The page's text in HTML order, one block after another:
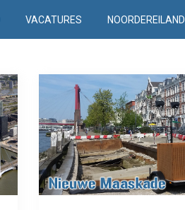
VACATURES NOORDEREILAND